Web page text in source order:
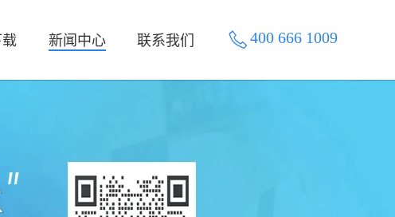
载 新闻中心 联系我们 400 666 1009